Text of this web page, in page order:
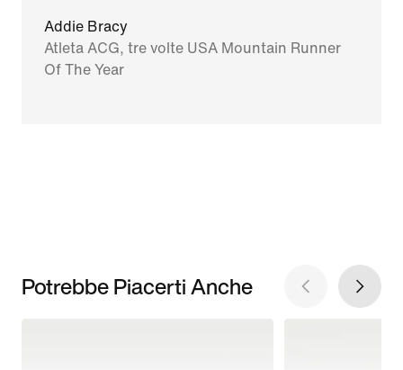
Addie Bracy
Atleta ACG, tre volte USA Mountain Runner
Of The Year
Potrebbe Piacerti Anche